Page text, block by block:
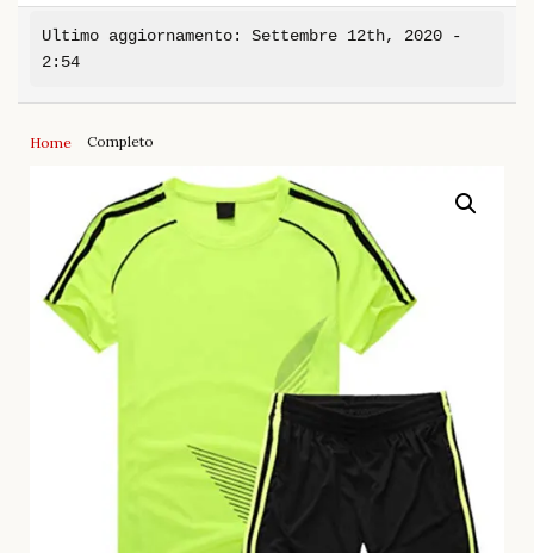
Ultimo aggiornamento: Settembre 12th, 2020 -
2:54
Home Completo